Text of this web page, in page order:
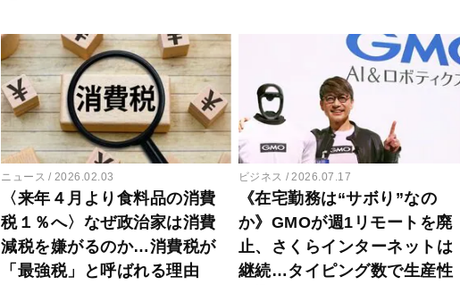
ニュース 2026.02.03
〈来年４月より食料品の消費
税１％へ〉なぜ政治家は消費
減税を嫌がるのか…消費税が
「最強税」と呼ばれる理由
ビジネス 2026.07.17
《在宅勤務は“サボり”なの
か》GMOが週1リモートを廃
止、さくらインターネットは
継続…タイピング数で生産性